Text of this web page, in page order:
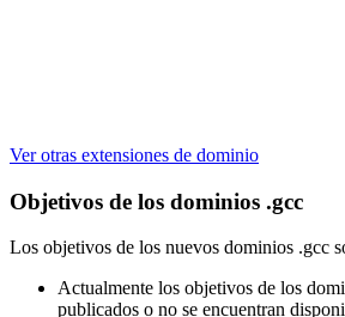
Ver otras extensiones de dominio
Objetivos de los dominios .gcc
Los objetivos de los nuevos dominios .gcc
Actualmente los objetivos de los
publicados o no se encuentran